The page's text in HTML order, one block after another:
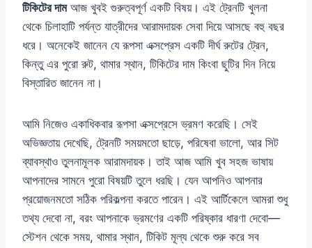
টিকিটের দামআজ খুবই গুরুত্বপূর্ণ একটি বিষয়। এই ট্রেনটি খুলনা
থেকে চিলাহাটি পর্যন্ত যাত্রীদের আরামদায়ক সেবা দিয়ে আসছে বহু বছর
ধরে। অনেকেই জানেন যে রূপসা এক্সপ্রেস একটি দীর্ঘ রুটের ট্রেন,
কিন্তু এর পুরো রুট, থামার স্থান, টিকিটের দাম কিংবা ছুটির দিন নিয়ে
বিস্তারিত জানেন না।
আমি নিজেও একাধিকবার রূপসা এক্সপ্রেসে ভ্রমণ করেছি। সেই
অভিজ্ঞতায় দেখেছি, ট্রেনটি সময়মতো ছাড়ে, পরিষেবা ভালো, আর সিট
ব্যাবস্থাও তুলনামূলক আরামদায়ক। তাই আজ আমি খুব সহজ ভাষায়
আপনাদের সামনে পুরো বিষয়টি তুলে ধরছি। যেন আপনিও আপনার
প্রয়োজনমতো সঠিক পরিকল্পনা করতে পারেন। এই আর্টিকেলে আমরা শুধু
তথ্য দেবো না, বরং আপনাকে ভ্রমণের একটি পরিষ্কার ধারণা দেবো—
স্টেশন থেকে সময়, থামার স্থান, টিকিট মূল্য থেকে শুরু করে সব